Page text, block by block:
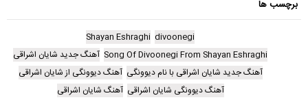
برچسب ها
divoonegi
Shayan Eshraghi
Song Of Divoonegi From Shayan Eshraghi آهنگ جدید شایان اشراقی
آهنگ جدید شایان اشراقی با نام دیوونگی آهنگ دیوونگی از شایان اشراقی
آهنگ دیوونگی شایان اشراقی آهنگ شایان اشراقی